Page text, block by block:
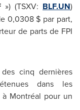
») (TSXV: BLF.UN)
0,0308 $ par part,
de parts de FPI
cinq dernières
dans les
Montréal pour un